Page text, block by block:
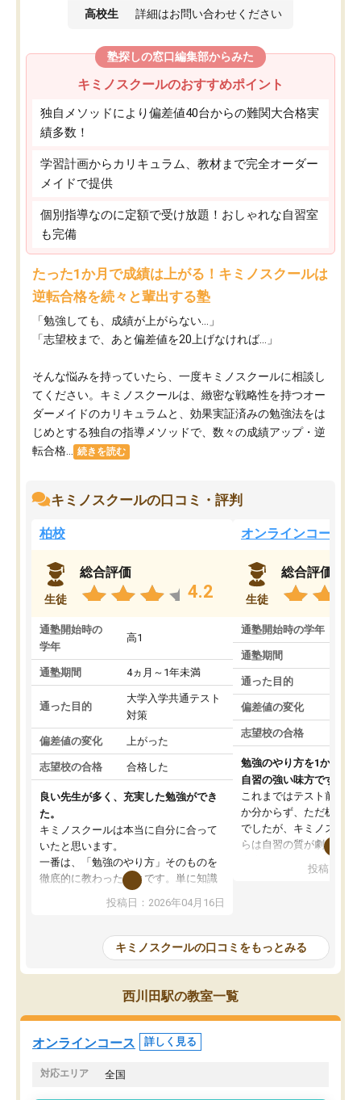
高校生 詳細はお問い合わせください
塾探しの窓口編集部からみた
キミノスクールのおすすめポイント
独自メソッドにより偏差値40台からの難関大合格実
績多数！
学習計画からカリキュラム、教材まで完全オーダー
メイドで提供
個別指導なのに定額で受け放題！おしゃれな自習室
も完備
たった1か月で成績は上がる！キミノスクールは
逆転合格を続々と輩出する塾
「勉強しても、成績が上がらない…」
「志望校まで、あと偏差値を20上げなければ…」
そんな悩みを持っていたら、一度キミノスクールに相談し
てください。キミノスクールは、緻密な戦略性を持つオー
ダーメイドのカリキュラムと、効果実証済みの勉強法をは
じめとする独自の指導メソッドで、数々の成績アップ・逆
転合格...
続きを読む
キミノスクールの口コミ・評判
柏校
生徒
総合評価
4.2
通塾開始時の
学年
高1
通塾期間 4ヵ月～1年未満
通った目的
大学入学共通テスト
対策
偏差値の変化 上がった
志望校の合格 合格した
良い先生が多く、充実した勉強ができ
た。
キミノスクールは本当に自分に合って
いたと思います。
一番は、「勉強のやり方」そのものを
徹底的に教わったことです。単に知識
を詰め込むのではなく、自学自習の習
慣が身につくよう並走してくれるの
はなくなりました。
講師の方との距離も近く、親身なコー
チングのおかげで、停滞期もモチベー
ションを維持できました。「やらされ
る勉強」から「目標のための勉強」へ
意識が変わったことが、目標校への合
投稿日：2026年04月16日
オンラインコース
生徒
総合評価
通塾開始時の学年
通塾期間
通った目的
偏差値の変化
志望校の合格
勉強のやり方を1から教
自習の強い味方です。
これまではテスト前に何
か分からず、ただ机に座
でしたが、キミノスクー
らは自習の質が劇的に変
を明確にしてくれるの
の仕方をコーチングして
ルなので、家での学習習
身につきました。結果と
た。自分から学ぶ姿勢を
投稿日：
キミノスクールの口コミをもっとみる
西川田駅の教室一覧
オンラインコース 詳しく見る
対応エリア 全国